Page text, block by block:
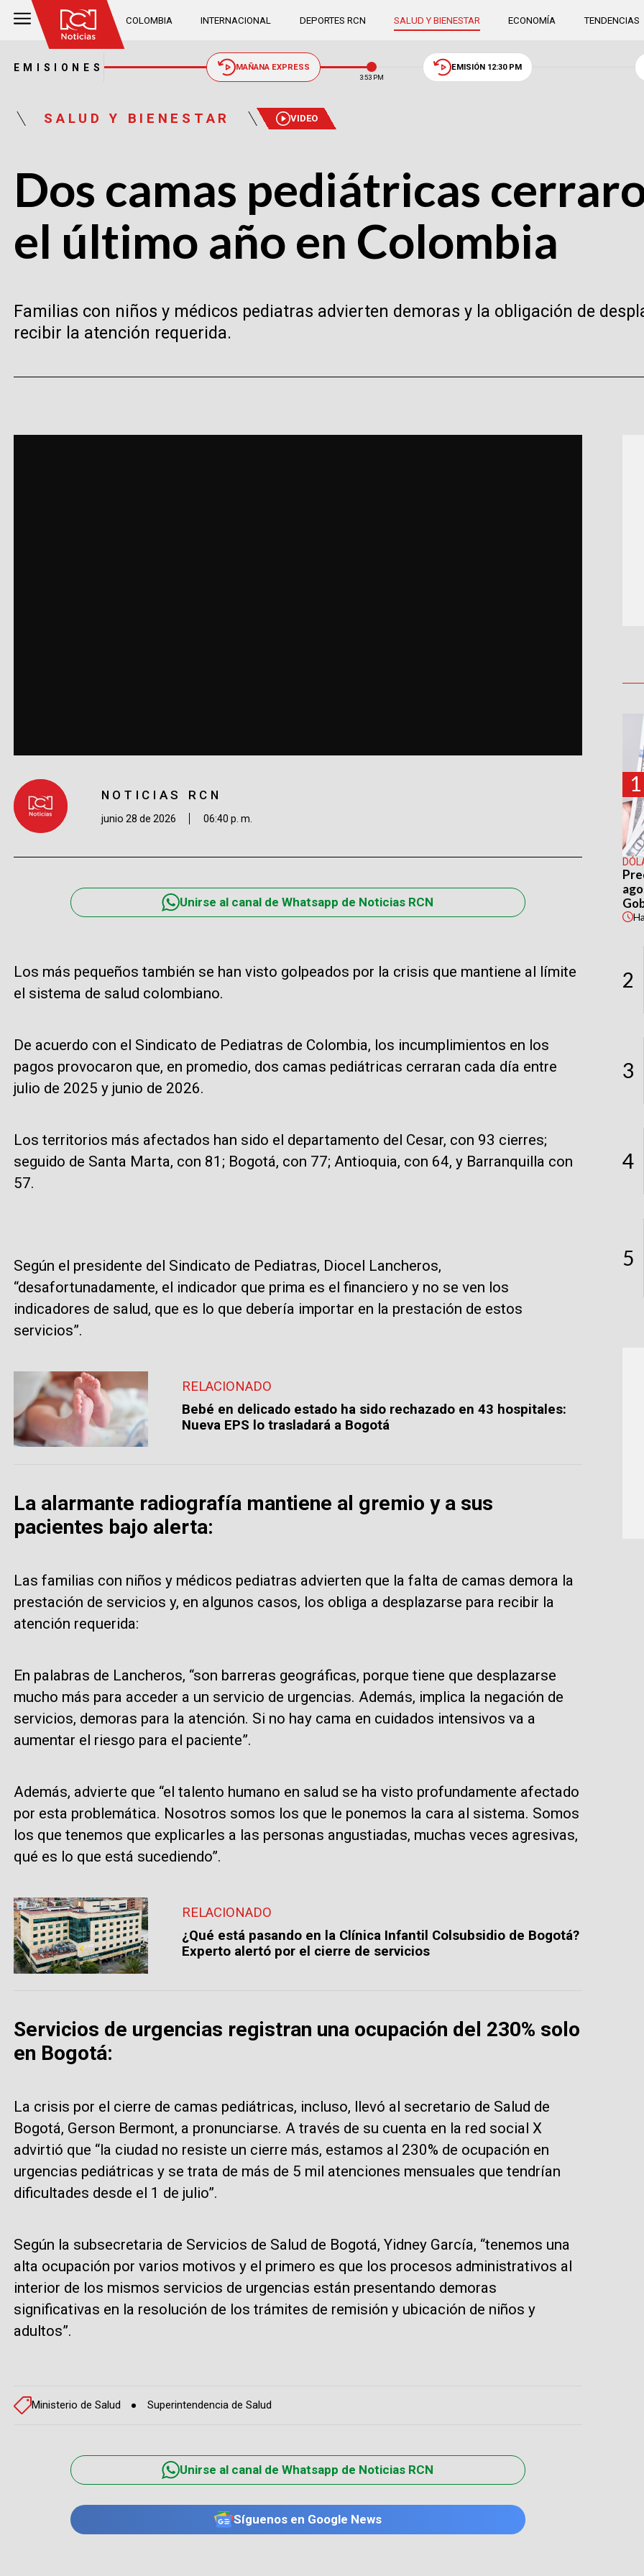
COLOMBIA INTERNACIONAL DEPORTES RCN SALUD Y BIENESTAR ECONOMÍA TENDENCIAS
EMISIONES MAÑANA EXPRESS
3:53 PM
EMISIÓN 12:30 PM
SALUD Y BIENESTAR VIDEO
Dos camas pediátricas
el último año en Colombia
Familias con niños y médicos pediatras advierten demoras y la obligación de
recibir la atención requerida.
NOTICIAS RCN
junio 28 de 2026 06:40 p. m.
Unirse al canal de Whatsapp de Noticias RCN
Los más pequeños también se han visto golpeados por la crisis que mantiene al límite
el sistema de salud colombiano.
De acuerdo con el Sindicato de Pediatras de Colombia, los incumplimientos en los
pagos provocaron que, en promedio, dos camas pediátricas cerraran cada día entre
julio de 2025 y junio de 2026.
Los territorios más afectados han sido el departamento del Cesar, con 93 cierres;
seguido de Santa Marta, con 81; Bogotá, con 77; Antioquia, con 64, y Barranquilla con
57.
Según el presidente del Sindicato de Pediatras, Diocel Lancheros,
“desafortunadamente, el indicador que prima es el financiero y no se ven los
indicadores de salud, que es lo que debería importar en la prestación de estos
servicios”.
RELACIONADO
Bebé en delicado estado ha sido rechazado en 43 hospitales:
Nueva EPS lo trasladará a Bogotá
La alarmante radiografía mantiene al gremio y a sus
pacientes bajo alerta:
Las familias con niños y médicos pediatras advierten que la falta de camas demora la
prestación de servicios y, en algunos casos, los obliga a desplazarse para recibir la
atención requerida:
En palabras de Lancheros, “son barreras geográficas, porque tiene que desplazarse
mucho más para acceder a un servicio de urgencias. Además, implica la negación de
servicios, demoras para la atención. Si no hay cama en cuidados intensivos va a
aumentar el riesgo para el paciente”.
Además, advierte que “el talento humano en salud se ha visto profundamente afectado
por esta problemática. Nosotros somos los que le ponemos la cara al sistema. Somos
los que tenemos que explicarles a las personas angustiadas, muchas veces agresivas,
qué es lo que está sucediendo”.
RELACIONADO
¿Qué está pasando en la Clínica Infantil Colsubsidio de Bogotá?
Experto alertó por el cierre de servicios
Servicios de urgencias registran una ocupación del 230% solo
en Bogotá:
La crisis por el cierre de camas pediátricas, incluso, llevó al secretario de Salud de
Bogotá, Gerson Bermont, a pronunciarse. A través de su cuenta en la red social X
advirtió que “la ciudad no resiste un cierre más, estamos al 230% de ocupación en
urgencias pediátricas y se trata de más de 5 mil atenciones mensuales que tendrían
dificultades desde el 1 de julio”.
Según la subsecretaria de Servicios de Salud de Bogotá, Yidney García, “tenemos una
alta ocupación por varios motivos y el primero es que los procesos administrativos al
interior de los mismos servicios de urgencias están presentando demoras
significativas en la resolución de los trámites de remisión y ubicación de niños y
adultos”.
Ministerio de Salud Superintendencia de Salud
Unirse al canal de Whatsapp de Noticias RCN
Síguenos en Google News
1
2
3
4
5